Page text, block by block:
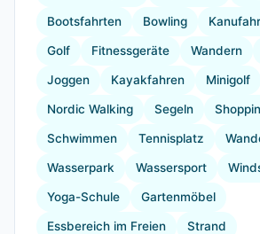
Bootsfahrten Bowling
Golf Fitnessgeräte Wandern
Joggen Kayakfahren Minigolf
Nordic Walking Segeln
Schwimmen Tennisplatz
Wasserpark Wassersport
Yoga-Schule Gartenmöbel
Essbereich im Freien Strand